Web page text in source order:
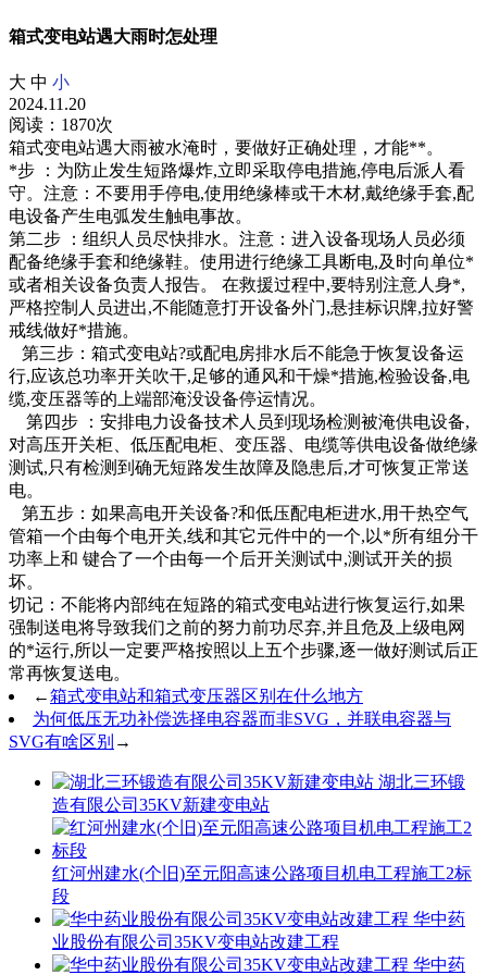
箱式变电站遇大雨时怎处理
大 中 小
2024.11.20
阅读：1870次
箱式变电站遇大雨被水淹时，要做好正确处理，才能**。
*步 ：为防止发生短路爆炸,立即采取停电措施,停电后派人看
守。注意：不要用手停电,使用绝缘棒或干木材,戴绝缘手套,配
电设备产生电弧发生触电事故。
第二步 ：组织人员尽快排水。注意：进入设备现场人员必须
配备绝缘手套和绝缘鞋。使用进行绝缘工具断电,及时向单位*
或者相关设备负责人报告。 在救援过程中,要特别注意人身*,
严格控制人员进出,不能随意打开设备外门,悬挂标识牌,拉好警
戒线做好*措施。
第三步：箱式变电站?或配电房排水后不能急于恢复设备运
行,应该总功率开关吹干,足够的通风和干燥*措施,检验设备,电
缆,变压器等的上端部淹没设备停运情况。
第四步 ：安排电力设备技术人员到现场检测被淹供电设备,
对高压开关柜、低压配电柜、变压器、电缆等供电设备做绝缘
测试,只有检测到确无短路发生故障及隐患后,才可恢复正常送
电。
第五步：如果高电开关设备?和低压配电柜进水,用干热空气
管箱一个由每个电开关,线和其它元件中的一个,以*所有组分干
功率上和 键合了一个由每一个后开关测试中,测试开关的损
坏。
切记：不能将内部纯在短路的箱式变电站进行恢复运行,如果
强制送电将导致我们之前的努力前功尽弃,并且危及上级电网
的*运行,所以一定要严格按照以上五个步骤,逐一做好测试后正
常再恢复送电。
←箱式变电站和箱式变压器区别在什么地方
为何低压无功补偿选择电容器而非SVG，并联电容器与
SVG有啥区别 →
湖北三环锻
造有限公司35KV新建变电站
红河州建水(个旧)至元阳高速公路项目机电工程施工2标
段
华中药
业股份有限公司35KV变电站改建工程
华中药